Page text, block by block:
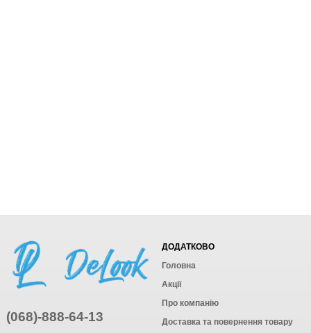
(068)-888-64-13
ДОДАТКОВО
Головна
Акції
Про компанію
Доставка та повернення товару